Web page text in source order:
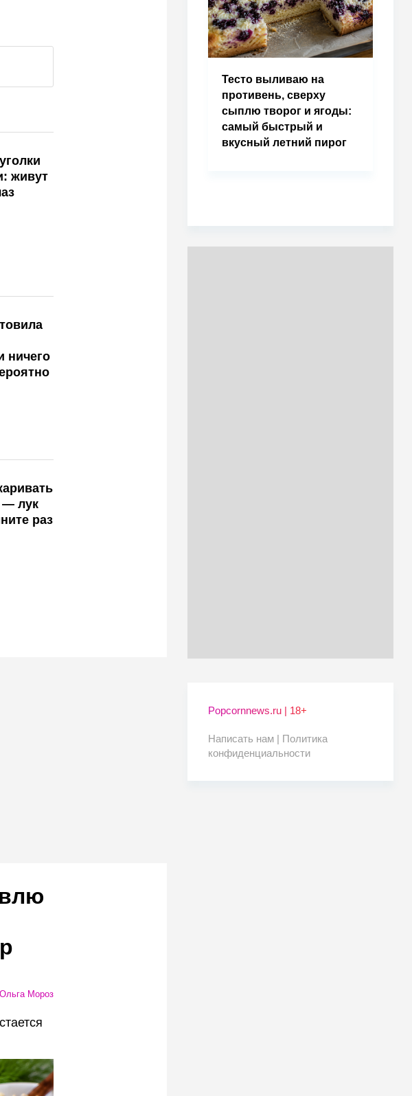
живут
ничего
— лук
раз
Ольга Мороз
Тесто выливаю на
противень, сверху
сыплю творог и ягоды:
самый быстрый и
вкусный летний пирог
Popcornnews.ru | 18+
Написать нам | Политика
конфиденциальности